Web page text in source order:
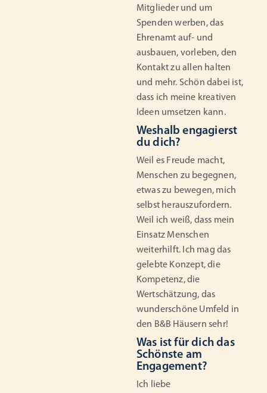
Mitglieder und um
Spenden werben, das
Ehrenamt auf- und
ausbauen, vorleben, den
Kontakt zu allen halten
und mehr. Schön dabei ist,
dass ich meine kreativen
Ideen umsetzen kann.
Weshalb engagierst
du dich?
Weil es Freude macht,
Menschen zu begegnen,
etwas zu bewegen, mich
selbst herauszufordern.
Weil ich weiß, dass mein
Einsatz Menschen
weiterhilft. Ich mag das
gelebte Konzept, die
Kompetenz, die
Wertschätzung, das
wunderschöne Umfeld in
den B&B Häusern sehr!
Was ist für dich das
Schönste am
Engagement?
Ich liebe